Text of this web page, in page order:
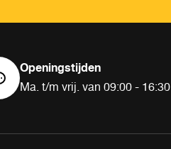
Openingstijden
Ma. t/m vrij. van 09:00 - 16:30